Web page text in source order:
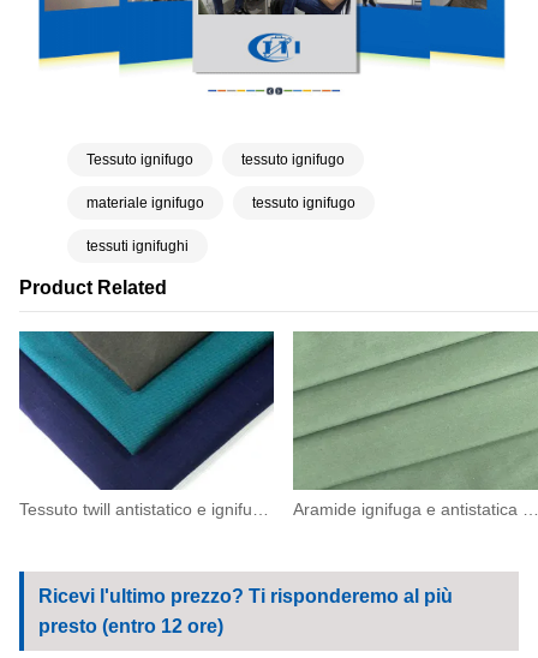
Product Related
Tessuto twill antistatico e ignifugo in aramide IIIA da 260 g/m² (93/5/2) Aramide ignifuga e antistatica ESD 150 (93/5/2)
Tessuto ignifugo tessuto ignifugo
materiale ignifugo tessuto ignifugo
tessuti ignifughi
Ricevi l'ultimo prezzo? Ti risponderemo al più
presto (entro 12 ore)